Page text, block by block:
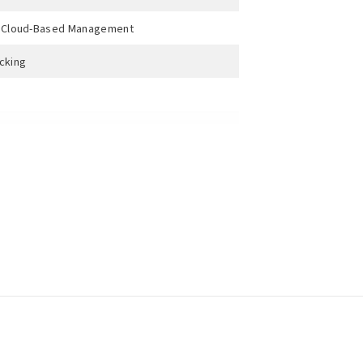
Based Management